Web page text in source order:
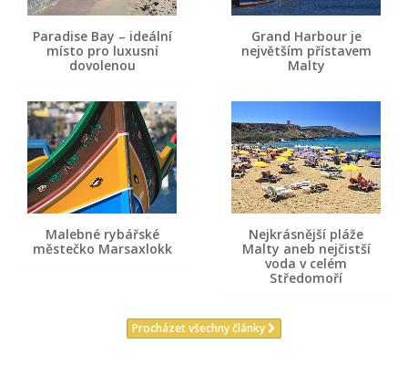
Paradise Bay – ideální
místo pro luxusní
dovolenou
Grand Harbour je
největším přístavem
Malty
Malebné rybářské
městečko Marsaxlokk
Nejkrásnější pláže
Malty aneb nejčistší
voda v celém
Středomoří
Procházet všechny články